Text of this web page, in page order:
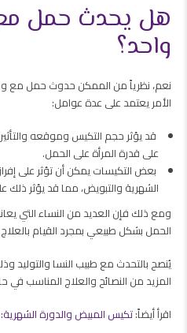
هل يحدث حمل
واحد؟
نعم، نظرياً من الممكن حدوث حمل مع
الأمر يعتمد على عدة عوامل:
قد يؤثر حجم التكيس وموقعه
على قدرة المرأة على الحمل.
بعض التكيسات يمكن أن تؤثر على
الشهرية والتبويض، مما قد يؤثر ذلك
ومع ذلك فإن العديد من النساء التي
الحمل بشكل طبيعي بمجرد القيام
يُنصح بالتحدث مع طبيب النسا والتوليد
المزيد من النصائح والعلاج المناسب في
اقرأ أيضاً:تكيس المبيض والدورة